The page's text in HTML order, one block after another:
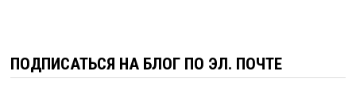
ПОДПИСАТЬСЯ НА БЛОГ ПО ЭЛ. ПОЧТЕ